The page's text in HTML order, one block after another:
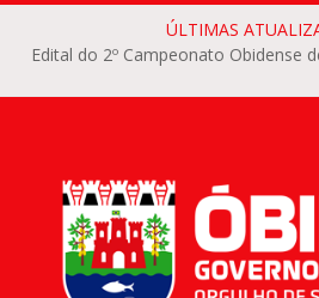
ÚLTIMAS
Edital do 2º Campeonato Obidense